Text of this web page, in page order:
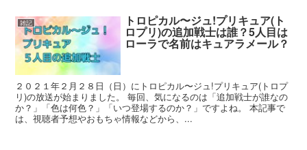
雑記 トロピカル〜ジュ!プリキュア(ト
ロプリ)の追加戦士は誰？5人目は
ローラで名前はキュアラメール？
２０２１年２月２８日（日）にトロピカル〜ジュ!プリキュア(トロプ
リ)の放送が始まりました。 毎回、気になるのは「追加戦士が誰なの
か？」「色は何色？」「いつ登場するのか？」ですよね。 本記事で
は、視聴者予想やおもちゃ情報などから、...